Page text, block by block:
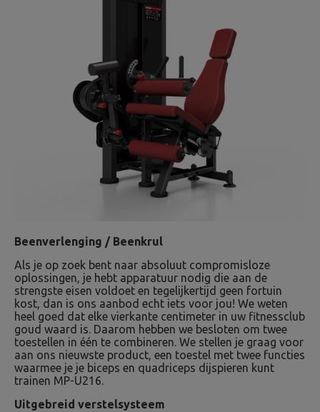
Beenverlenging / Beenkrul
Als je op zoek bent naar absoluut compromisloze
oplossingen, je hebt apparatuur nodig die aan de
strengste eisen voldoet en tegelijkertijd geen fortuin
kost, dan is ons aanbod echt iets voor jou! We weten
heel goed dat elke vierkante centimeter in uw fitnessclub
goud waard is. Daarom hebben we besloten om twee
toestellen in één te combineren. We stellen je graag voor
aan ons nieuwste product, een toestel met twee functies
waarmee je je biceps en quadriceps dijspieren kunt
trainen MP-U216.
Uitgebreid verstelsysteem